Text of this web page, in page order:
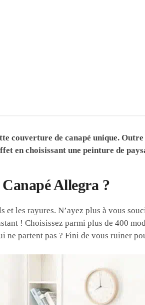
couverture de canapé unique.
en choisissant une peinture de
Allegra ?
et les rayures. N’ayez plus à vous
! Choisissez parmi plus de 400
ne partent pas ? Fini de vous ruiner